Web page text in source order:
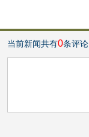
当前新闻共有0条评论